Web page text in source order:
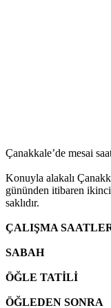
Çanakkale’de mesai
Konuyla alakalı
gününden itibaren
saklıdır.
ÇALIŞMA
SABAH :
ÖĞLE TATİLİ :
ÖĞLEDEN